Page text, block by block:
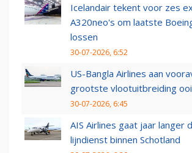
Icelandair tekent voor zes
A320neo's om laatste
lossen
30-07-2026, 6:52
US-Bangla Airlines aan
grootste vlootuitbreiding
30-07-2026, 6:45
AIS Airlines gaat jaar langer
lijndienst binnen Schotland